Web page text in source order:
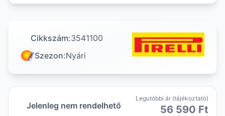
Cikkszám:3541100
Szezon:Nyári
Jelenleg nem rendelhető
Legutóbbi ár (tájékoztató)
56 590 Ft